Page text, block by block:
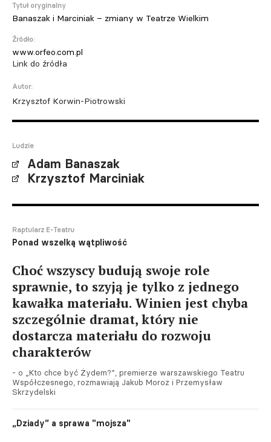
Tytuł oryginalny
Banaszak i Marciniak – zmiany w Teatrze Wielkim
Źródło:
www.orfeo.com.pl
Link do źródła
Autor:
Krzysztof Korwin-Piotrowski
Ludzie
Adam Banaszak
Krzysztof Marciniak
Raptularz E-Teatru
Ponad wszelką wątpliwość
Choć wszyscy budują swoje role
sprawnie, to szyją je tylko z jednego
kawałka materiału. Winien jest chyba
szczególnie dramat, który nie
dostarcza materiału do rozwoju
charakterów
- o „Kto chce być Żydem?”, premierze warszawskiego Teatru
Współczesnego, rozmawiają Jakub Moroz i Przemysław
Skrzydelski
„Dziady” a sprawa "mojsza"